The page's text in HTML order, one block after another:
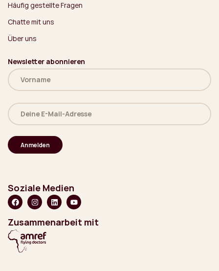
Häufig gestellte Fragen
Chatte mit uns
Über uns
Newsletter abonnieren
Name
(erforderlich)
Deine
E-
Mail-
(erforderlich)
Soziale Medien
Zusammenarbeit mit